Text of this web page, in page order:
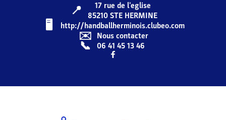
📍
17 rue de l'eglise
85210 STE HERMINE
🖥️️️ http://handballherminois.clubeo.com
✉️ Nous contacter
📞 06 41 45 13 46